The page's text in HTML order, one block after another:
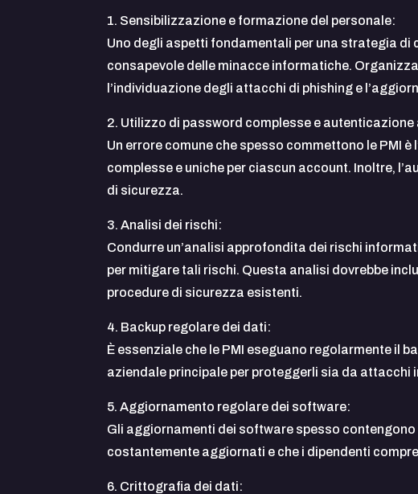
1. Sensibilizzazione e formazione del personale:
Uno degli aspetti fondamentali per una strategia
consapevole delle minacce informatiche.
l’individuazione degli attacchi di phishing e
2. Utilizzo di password complesse e
Un errore comune che spesso commettono le PMI
complesse e uniche per ciascun account. Inoltre,
di sicurezza.
3. Analisi dei rischi:
Condurre un’analisi approfondita dei rischi
per mitigare tali rischi. Questa analisi dovrebbe
procedure di sicurezza esistenti.
4. Backup regolare dei dati:
È essenziale che le PMI eseguano regolarmente il
aziendale principale per proteggerli sia da
5. Aggiornamento regolare dei software:
Gli aggiornamenti dei software spesso
costantemente aggiornati e che i dipendenti
6. Crittografia dei dati: